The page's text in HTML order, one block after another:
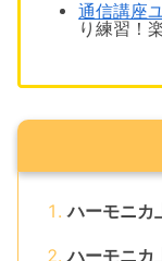
通信講座
り練習！
ハーモニカ
ハーモニカ